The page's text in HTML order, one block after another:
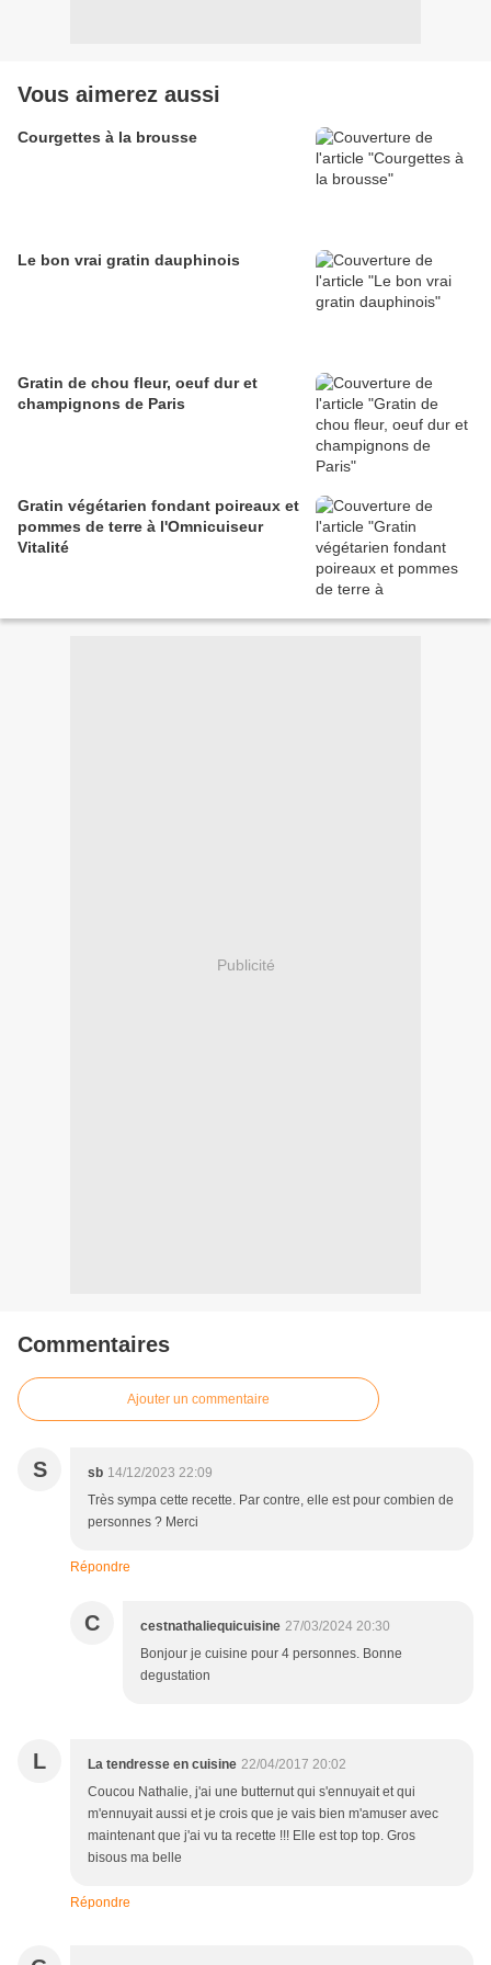
Vous aimerez aussi
Courgettes à la brousse
Le bon vrai gratin dauphinois
Gratin de chou fleur, oeuf dur et
champignons de Paris
Gratin végétarien fondant poireaux et
pommes de terre à l'Omnicuiseur
Vitalité
Publicité
Commentaires
Ajouter un commentaire
S sb 14/12/2023 22:09
Très sympa cette recette. Par contre, elle est pour combien de
personnes ? Merci
Répondre
C cestnathaliequicuisine 27/03/2024 20:30
Bonjour je cuisine pour 4 personnes. Bonne
degustation
L La tendresse en cuisine 22/04/2017 20:02
Coucou Nathalie, j'ai une butternut qui s'ennuyait et qui
m'ennuyait aussi et je crois que je vais bien m'amuser avec
maintenant que j'ai vu ta recette !!! Elle est top top. Gros
bisous ma belle
Répondre